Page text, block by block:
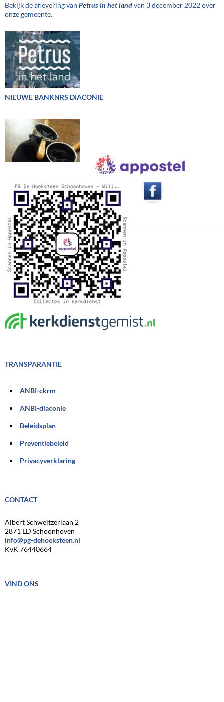
Bekijk de aflevering van Petrus in het landvan 3 december 2022 over
onze gemeente.
NIEUWE BANKNRS DIACONIE
TRANSPARANTIE
ANBI-ckrm
ANBI-diaconie
Beleidsplan
Preventiebeleid
Privacyverklaring
CONTACT
Albert Schweitzerlaan 2
2871 LD Schoonhoven
info@pg-dehoeksteen.nl
KvK 76440664
VIND ONS